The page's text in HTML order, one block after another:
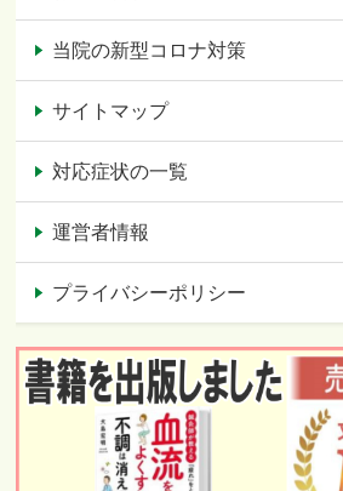
当院の新型コロナ対策
サイトマップ
対応症状の一覧
運営者情報
プライバシーポリシー